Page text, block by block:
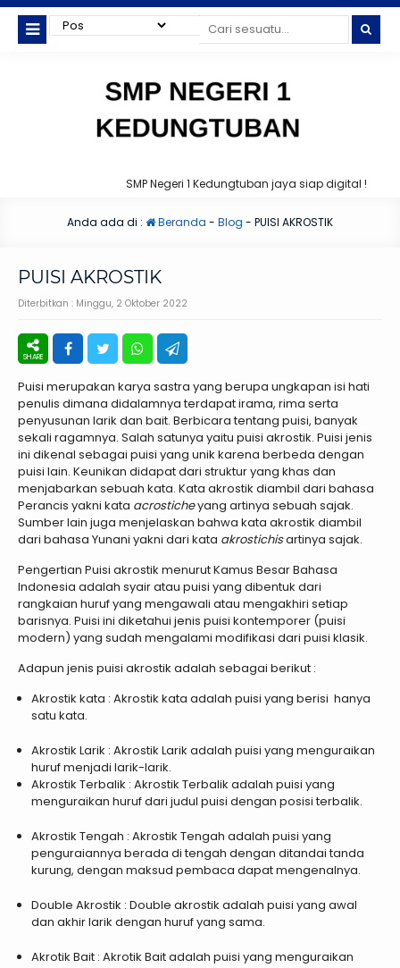
SMP Negeri 1 Kedungtuban jaya siap digital !
Anda ada di : Beranda - Blog - PUISI AKROSTIK
PUISI AKROSTIK
Diterbitkan : Minggu, 2 Oktober 2022
Puisi merupakan karya sastra yang berupa ungkapan isi hati
penulis dimana didalamnya terdapat irama, rima serta
penyusunan larik dan bait. Berbicara tentang puisi, banyak
sekali ragamnya. Salah satunya yaitu puisi akrostik. Puisi jenis
ini dikenal sebagai puisi yang unik karena berbeda dengan
puisi lain. Keunikan didapat dari struktur yang khas dan
menjabarkan sebuah kata. Kata akrostik diambil dari bahasa
Perancis yakni kata acrosticheyang artinya sebuah sajak.
Sumber lain juga menjelaskan bahwa kata akrostik diambil
dari bahasa Yunani yakni dari kata akrostichisartinya sajak.
Pengertian Puisi akrostik menurut Kamus Besar Bahasa
Indonesia adalah syair atau puisi yang dibentuk dari
rangkaian huruf yang mengawali atau mengakhiri setiap
barisnya. Puisi ini diketahui jenis puisi kontemporer (puisi
modern) yang sudah mengalami modifikasi dari puisi klasik.
Adapun jenis puisi akrostik adalah sebagai berikut :
Akrostik kata : Akrostik kata adalah puisi yang berisi hanya
satu kata.
Akrostik Larik : Akrostik Larik adalah puisi yang menguraikan
huruf menjadi larik-larik.
Akrostik Terbalik : Akrostik Terbalik adalah puisi yang
menguraikan huruf dari judul puisi dengan posisi terbalik.
Akrostik Tengah : Akrostik Tengah adalah puisi yang
penguraiannya berada di tengah dengan ditandai tanda
kurung, dengan maksud pembaca dapat mengenalnya.
Double Akrostik : Double akrostik adalah puisi yang awal
dan akhir larik dengan huruf yang sama.
Akrotik Bait : Akrotik Bait adalah puisi yang menguraikan